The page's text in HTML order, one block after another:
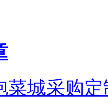
菜城采购